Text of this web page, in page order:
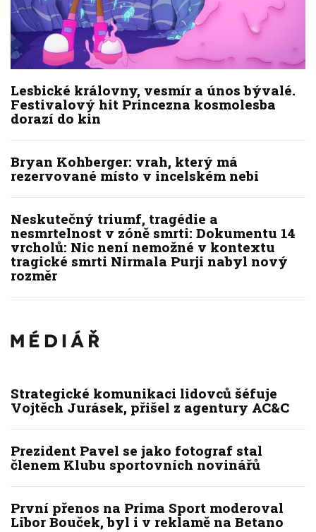
Lesbické královny, vesmír a únos bývalé.
Festivalový hit Princezna kosmolesba
dorazí do kin
Bryan Kohberger: vrah, který má
rezervované místo v incelském nebi
Neskutečný triumf, tragédie a
nesmrtelnost v zóně smrti: Dokumentu 14
vrcholů: Nic není nemožné v kontextu
tragické smrti Nirmala Purji nabyl nový
rozměr
Strategické komunikaci lidovců šéfuje
Vojtěch Jurásek, přišel z agentury AC&C
Prezident Pavel se jako fotograf stal
členem Klubu sportovních novinářů
První přenos na Prima Sport moderoval
Libor Bouček, byl i v reklamě na Betano